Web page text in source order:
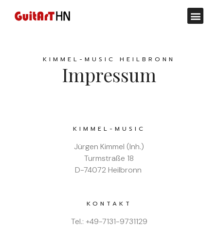
KIMMEL-MUSIC HEILBRONN
Impressum
KIMMEL-MUSIC
Jürgen Kimmel (Inh.)
Turmstraße 18
D-74072 Heilbronn
KONTAKT
Tel.: +49-7131-9731129